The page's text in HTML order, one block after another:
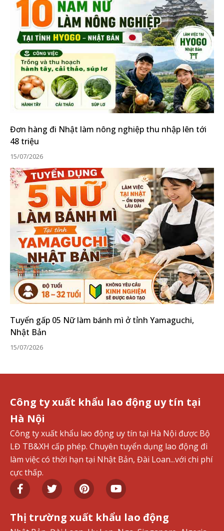
Đơn hàng đi Nhật làm nông nghiệp thu nhập lên tới
48 triệu
15/07/2026
Tuyển gấp 05 Nữ làm bánh mì ở tỉnh Yamaguchi,
Nhật Bản
15/07/2026
Công ty xuất khẩu lao động uy tín tại
Hà Nội
Công ty xuất khẩu lao động uy tín tại Hà Nội được Bộ
LĐ TB&XH cấp phép. Chuyên tuyển dụng lao động đi
làm việc có thời hạn tại Nhật Bản, Đài Loan...với chi phí
cực thấp.
Thị trường xuất khẩu lao động